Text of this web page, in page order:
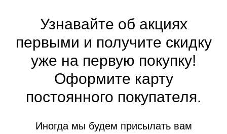
Узнавайте об акциях
первыми и получите скидку
уже на первую покупку!
Оформите карту
постоянного покупателя.
Иногда мы будем присылать вам